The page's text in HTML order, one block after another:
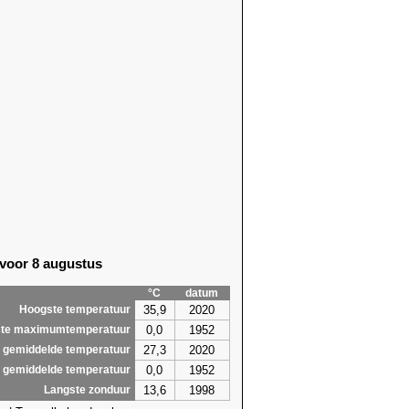
13,8
8 augustus
°C
datum
Hoogste temperatuur
35,9 2020
maximumtemperatuur 0,0 1952
gemiddelde temperatuur 27,3 2020
gemiddelde temperatuur 0,0 1952
Langste zonduur 13,6
1998